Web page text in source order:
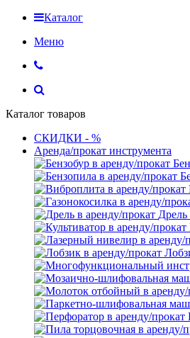
Каталог
Меню
Каталог товаров
СКИДКИ - %
Аренда/прокат инструмента
Дрель